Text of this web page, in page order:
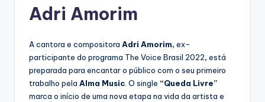
Adri Amorim
A cantora e compositora Adri Amorim, ex-
participante do programa The Voice Brasil 2022, está
preparada para encantar o público com o seu primeiro
trabalho pela Alma Music. O single “Queda Livre”
marca o início de uma nova etapa na vida da artista e